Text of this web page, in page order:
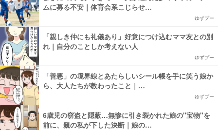
ムに募る不安｜体育会系こじらせ…
ゆずプー
「親しき仲にも礼儀あり」好意につけ込むママ友との別
れ｜自分のことしか考えない人
ゆずプー
「善悪」の境界線とあたらしいシール帳を手に笑う娘か
ら、大人たちが教わったこと｜…
ゆずプー
6歳児の窃盗と隠蔽…無惨に引き裂かれた娘の"宝物"を
前に、親の私が下した決断｜娘の…